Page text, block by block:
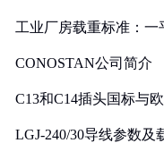
工业厂房载重标准：
CONOSTAN公司简介
C13和C14插头国标与
LGJ-240/30导线参数及